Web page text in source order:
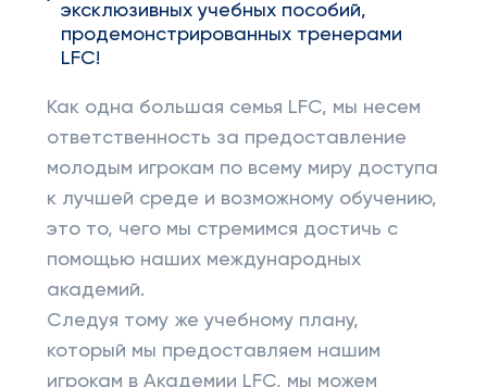
эксклюзивных учебных пособий,
продемонстрированных тренерами
LFC!
Как одна большая семья LFC, мы несем
ответственность за предоставление
молодым игрокам по всему миру доступа
к лучшей среде и возможному обучению,
это то, чего мы стремимся достичь с
помощью наших международных
академий.
Следуя тому же учебному плану,
который мы предоставляем нашим
игрокам в Академии LFC, мы можем